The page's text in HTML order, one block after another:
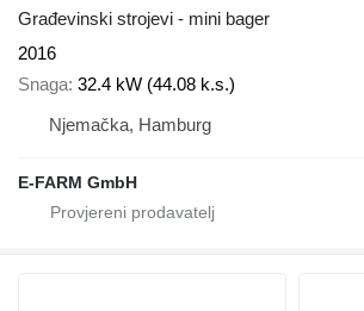
Građevinski strojevi - mini bager
2016
Snaga 32.4 kW (44.08 k.s.)
Njemačka, Hamburg
E-FARM GmbH